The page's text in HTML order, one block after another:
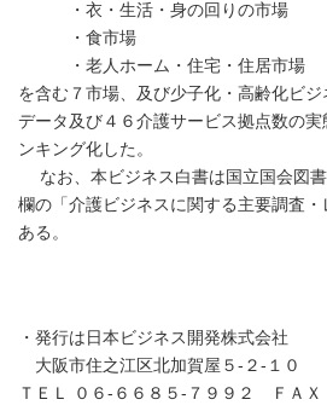
・衣・生活・身の回りの市場
・食市場
・老人ホーム・住宅・住居市場
を含む７市場、及び少子化・高齢化ビ
データ及び４６介護サービス拠点数の
ンキング化した。
なお、本ビジネス白書は国立国会図
欄の「介護ビジネスに関する主要調査
ある。
・発行は日本ビジネス開発株式会社
大阪市住之江区北加賀屋５-２-１０
ＴＥＬ ０６-６６８５-７９９２ ＦＡＸ